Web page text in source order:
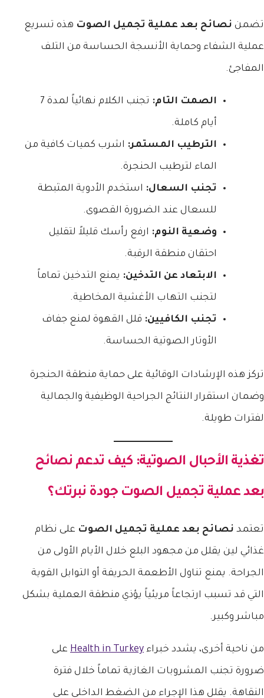
تضمن نصائح بعد عملية تجميل الصوت هذه تسريع
عملية الشفاء وحماية الأنسجة الحساسة من التلف
المفاجئ.
الصمت التام: تجنب الكلام نهائياً لمدة 7
أيام كاملة.
الترطيب المستمر: اشرب كميات كافية من
الماء لترطيب الحنجرة.
تجنب السعال: استخدم الأدوية المثبطة
للسعال عند الضرورة القصوى.
وضعية النوم: ارفع رأسك قليلاً لتقليل
احتقان منطقة الرقبة.
الابتعاد عن التدخين: يمنع التدخين تماماً
لتجنب التهاب الأغشية المخاطية.
تجنب الكافيين: قلل القهوة لمنع جفاف
الأوتار الصوتية الحساسة.
تركز هذه الإرشادات الوقائية على حماية منطقة الحنجرة
وضمان استقرار النتائج الجراحية الوظيفية والجمالية
لفترات طويلة.
تغذية الأحبال الصوتية: كيف تدعم نصائح
بعد عملية تجميل الصوت جودة نبرتك؟
تعتمد نصائح بعد عملية تجميل الصوت على نظام
غذائي لين يقلل من مجهود البلع خلال الأيام الأولى من
الجراحة. يمنع تناول الأطعمة الحريفة أو التوابل القوية
التي قد تسبب ارتجاعاً مريئياً يؤذي منطقة العملية بشكل
مباشر وكبير.
من ناحية أخرى، يشدد خبراء Health in Turkey على
ضرورة تجنب المشروبات الغازية تماماً خلال فترة
النقاهة. يقلل هذا الإجراء من الضغط الداخلي على